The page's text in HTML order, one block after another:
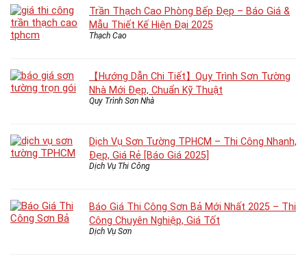
Trần Thạch Cao Phòng Bếp Đẹp – Báo Giá &
Mẫu Thiết Kế Hiện Đại 2025
Thạch Cao
【Hướng Dẫn Chi Tiết】Quy Trình Sơn Tường
Nhà Mới Đẹp, Chuẩn Kỹ Thuật
Quy Trình Sơn Nhà
Dịch Vụ Sơn Tường TPHCM – Thi Công Nhanh,
Đẹp, Giá Rẻ [Báo Giá 2025]
Dịch Vụ Thi Công
Báo Giá Thi Công Sơn Bả Mới Nhất 2025 – Thi
Công Chuyên Nghiệp, Giá Tốt
Dịch Vụ Sơn